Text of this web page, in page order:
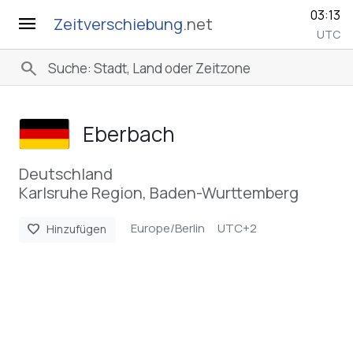
menu Zeitverschiebung.net 03:13
UTC
search
Eberbach
Deutschland
Karlsruhe Region, Baden-Wurttemberg
favorite Hinzufügen Europe/Berlin UTC+2